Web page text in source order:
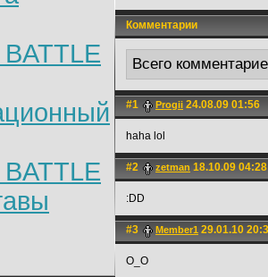
Комментарии
Всего
#1 Progii 24.08.09 01:56
haha lol
#2 zetman 18.10.09 04:28
:DD
#3 Member1 29.01.10
О_О